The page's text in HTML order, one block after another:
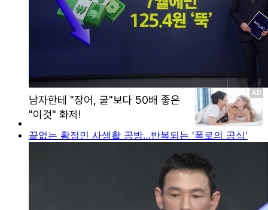
끝없는 황정민 사생활 공방…반복되는 '폭로의 공식'